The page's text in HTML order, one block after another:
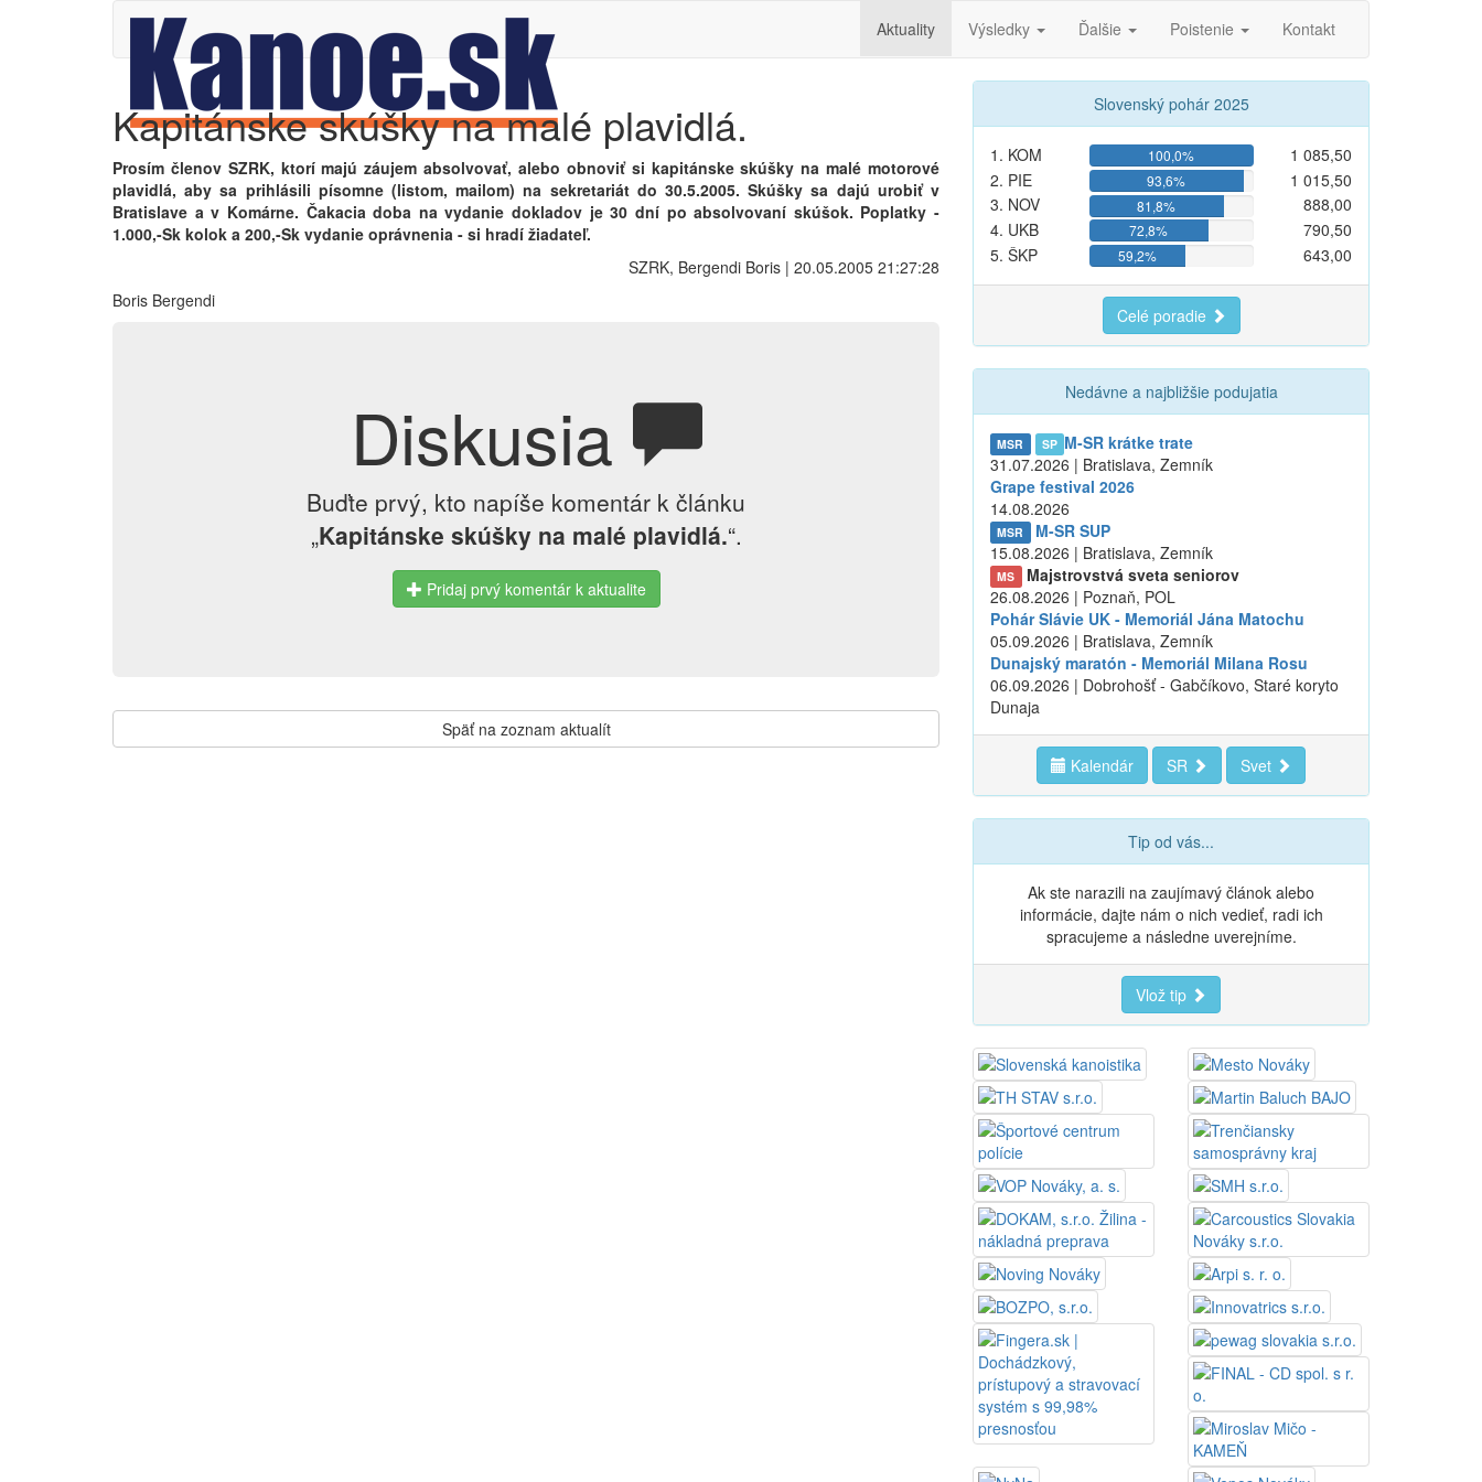
Aktuality Výsledky Ďalšie Poistenie Kontakt
Kapitánske skúšky na malé plavidlá.
Prosím členov SZRK, ktorí majú záujem absolvovať, alebo obnoviť si kapitánske skúšky na malé motorové
plavidlá, aby sa prihlásili písomne (listom, mailom) na sekretariát do 30.5.2005. Skúšky sa dajú urobiť v
Bratislave a v Komárne. Čakacia doba na vydanie dokladov je 30 dní po absolvovaní skúšok. Poplatky -
1.000,-Sk kolok a 200,-Sk vydanie oprávnenia - si hradí žiadateľ.
SZRK, Bergendi Boris | 20.05.2005 21:27:28
Boris Bergendi
Diskusia
Buďte prvý, kto napíše komentár k článku
„Kapitánske skúšky na malé plavidlá.“.
Pridaj prvý komentár k aktualite
Späť na zoznam aktualít
Slovenský pohár 2025
1. KOM 100,0%
1 085,50
2. PIE
93,6%
1 015,50
3. NOV
81,8%
888,00
4. UKB
72,8%
790,50
5. ŠKP
59,2% 643,00
Celé poradie
Nedávne a najbližšie podujatia
MSR SP M-SR krátke trate
31.07.2026 | Bratislava, Zemník
Grape festival 2026
14.08.2026
MSR
M-SR SUP
15.08.2026 | Bratislava, Zemník
MS
Majstrovstvá sveta seniorov
26.08.2026 | Poznaň, POL
Pohár Slávie UK - Memoriál Jána Matochu
05.09.2026 | Bratislava, Zemník
Dunajský maratón - Memoriál Milana Rosu
06.09.2026 | Dobrohošť - Gabčíkovo, Staré koryto
Dunaja
Kalendár SR Svet
Tip od vás...
Ak ste narazili na zaujímavý článok alebo
informácie, dajte nám o nich vedieť, radi ich
spracujeme a následne uverejníme.
Vlož tip